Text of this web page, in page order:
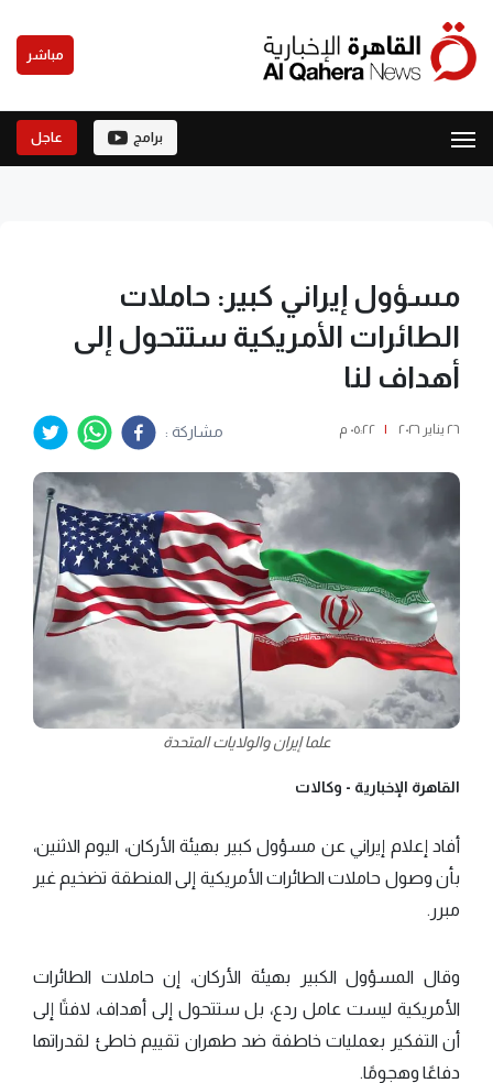
مباشر
برامج عاجل
مسؤول إيراني كبير: حاملات
الطائرات الأمريكية ستتحول إلى
أهداف لنا
٢٦ يناير ٢٠٢٦ | ٠٥:٢٢ م مشاركة :
علما إيران والولايات المتحدة
القاهرة الإخبارية - وكالات
أفاد إعلام إيراني عن مسؤول كبير بهيئة الأركان، اليوم الاثنين،
بأن وصول حاملات الطائرات الأمريكية إلى المنطقة تضخيم غير
مبرر.
وقال المسؤول الكبير بهيئة الأركان، إن حاملات الطائرات
الأمريكية ليست عامل ردع، بل ستتحول إلى أهداف، لافتًا إلى
أن التفكير بعمليات خاطفة ضد طهران تقييم خاطئ لقدراتها
دفاعًا وهجومًا.